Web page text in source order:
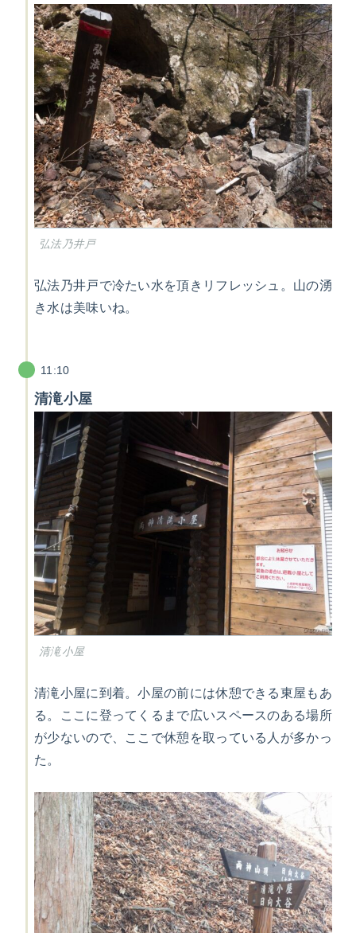
弘法乃井戸
弘法乃井戸で冷たい水を頂きリフレッシュ。山の湧
き水は美味いね。
11:10
清滝小屋
清滝小屋
清滝小屋に到着。小屋の前には休憩できる東屋もあ
る。ここに登ってくるまで広いスペースのある場所
が少ないので、ここで休憩を取っている人が多かっ
た。